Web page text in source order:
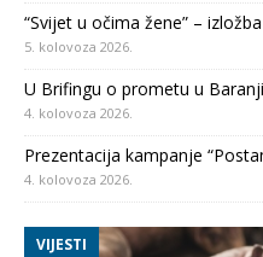
“Svijet u očima žene” – izložba
5. kolovoza 2026.
U Brifingu o prometu u Baranji
4. kolovoza 2026.
Prezentacija kampanje
4. kolovoza 2026.
VIJESTI